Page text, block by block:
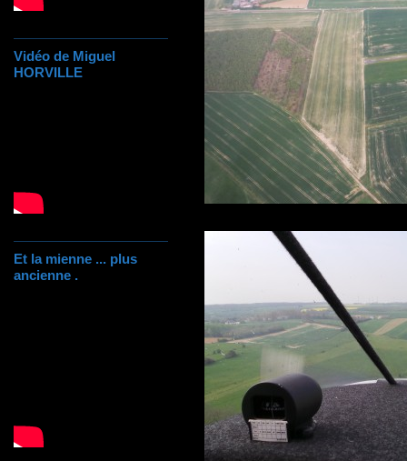
Vidéo de Miguel
HORVILLE
Et la mienne ... plus
ancienne .